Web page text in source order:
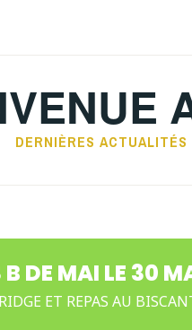
DERNIÈRES ACTUALITÉS
B DE MAI LE 30
ET REPAS AU